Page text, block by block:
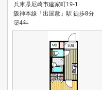
兵庫県尼崎市建家町19-1
阪神本線「出屋敷」駅 徒歩8分
築4年